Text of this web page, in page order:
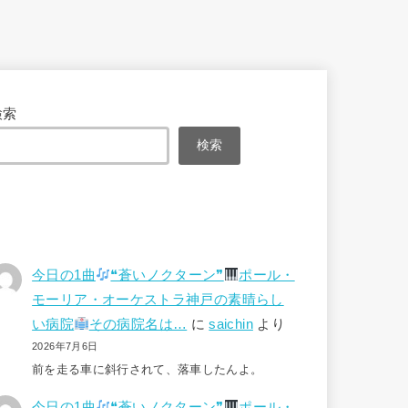
索
検索
今日の1曲 ❝蒼いノクターン❞
ポール・
モーリア・オーケストラ神戸の素晴らし
い病院
その病院名は… にsaichinより
2026年7月6日
前を走る車に斜行されて、落車したんよ。